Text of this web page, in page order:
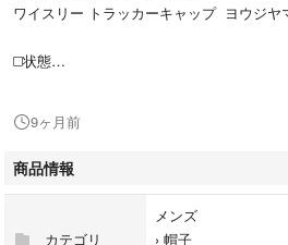
ワイスリー トラッカーキャップ ヨウジヤ
◻️状態
・内側額部分にやや色落ちあります。
9ヶ月前
商品情報
カテゴリ
メンズ
› 帽子